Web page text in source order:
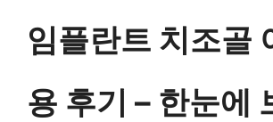
임플란트 치조골
용 후기 – 한눈에